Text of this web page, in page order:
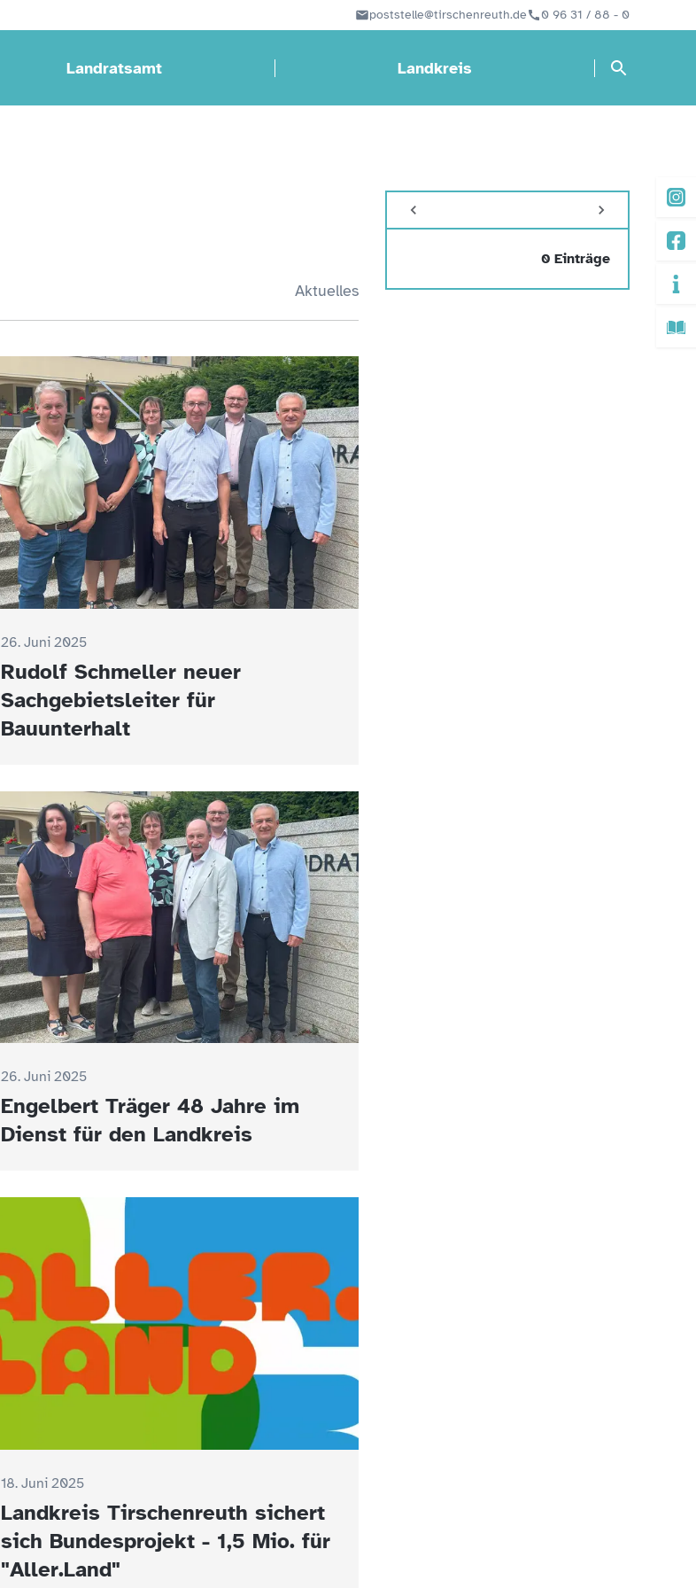
poststelle@tirschenreuth.de 0 96 31 / 88 - 0
Landratsamt Landkreis
Aktuelles
26. Juni 2025
Rudolf Schmeller neuer
Sachgebietsleiter für
Bauunterhalt
26. Juni 2025
Engelbert Träger 48 Jahre im
Dienst für den Landkreis
18. Juni 2025
Landkreis Tirschenreuth sichert
sich Bundesprojekt - 1,5 Mio. für
"Aller.Land"
0 Einträge